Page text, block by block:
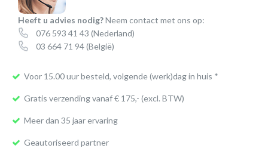
Heeft u advies nodig?Neem contact met ons op:
076 593 41 43 (Nederland)
03 664 71 94(België)
Voor 15.00 uur besteld, volgende (werk)dag in huis *
Gratis verzending vanaf € 175,- (excl. BTW)
Meer dan 35 jaar ervaring
Geautoriseerd partner